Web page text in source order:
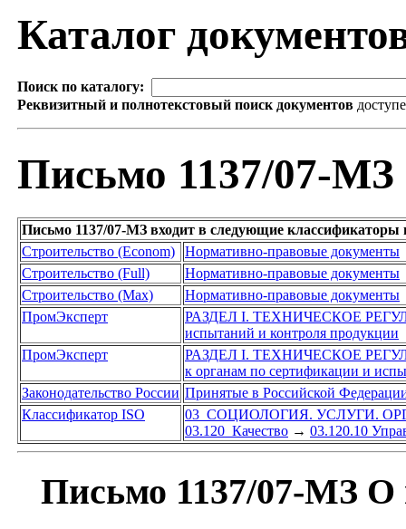
Каталог
Поиск по каталогу:
Реквизитный и полнотекстовый поиск документов
Письмо 1137/07-МЗ
Письмо 1137/07-МЗ входит в следующие классификаторы
Строительство (Econom)
Нормативно-правовые документы
Строительство (Full)
Нормативно-правовые документы
Строительство (Max)
Нормативно-правовые документы
ПромЭксперт
РАЗДЕЛ I. ТЕХНИЧЕСКОЕ
испытаний и контроля продукции
ПромЭксперт
РАЗДЕЛ I. ТЕХНИЧЕСКОЕ
к органам по сертификации и
Законодательство России Принятые в Российской
Классификатор ISO
03 СОЦИОЛОГИЯ. УСЛУГИ.
03.120 Качество → 03.120.10
Письмо 1137/07-МЗ О